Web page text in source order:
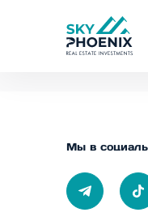
Мы в